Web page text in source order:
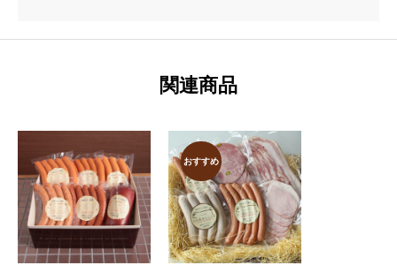
関連商品
おすすめ